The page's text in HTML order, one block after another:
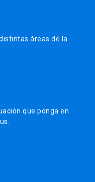
áreas de la
que ponga en